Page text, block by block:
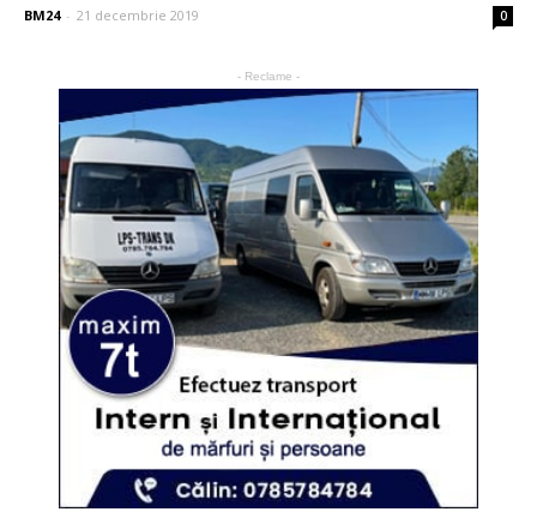
BM24 - 21 decembrie 2019 0
- Reclame -